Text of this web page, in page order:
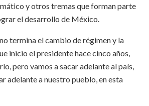
y otros tremas que forman parte
el desarrollo de México.
termina el cambio de régimen y la
inicio el presidente hace cinco años,
pero vamos a sacar adelante al país,
adelante a nuestro pueblo, en esta